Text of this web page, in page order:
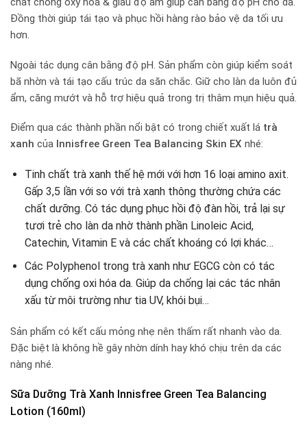
Đồng thời giúp tái tạo và phục hồi hàng rào bảo vệ da tối ưu
hơn.
Ngoài tác dụng cân bằng độ pH. Sản phẩm còn giúp kiểm soát
bã nhờn và tái tạo cấu trúc da săn chắc. Giữ cho làn da luôn đủ
ẩm, căng mướt và hỗ trợ hiệu quả trong trị thâm mụn hiệu quả.
Điểm qua các thành phần nổi bật có trong chiết xuất lá trà
xanh của Innisfree Green Tea Balancing Skin EX nhé:
Tinh chất trà xanh thế hệ mới với hơn 16 loại amino axit.
Gấp 3,5 lần với so với trà xanh thông thường chứa các
chất dưỡng. Có tác dụng phục hồi độ đàn hồi, trả lại sự
tươi trẻ cho làn da nhờ thành phần Linoleic Acid,
Catechin, Vitamin E và các chất khoáng có lợi khác…
Các Polyphenol trong trà xanh như EGCG còn có tác
dụng chống oxi hóa da. Giúp da chống lại các tác nhân
xấu từ môi trường như tia UV, khói bụi…
Sản phẩm có kết cấu mỏng nhẹ nên thấm rất nhanh vào da.
Đặc biệt là không hề gây nhờn dính hay khó chịu trên da các
nàng nhé.
Sữa Dưỡng Trà Xanh Innisfree Green Tea Balancing
Lotion (160ml)